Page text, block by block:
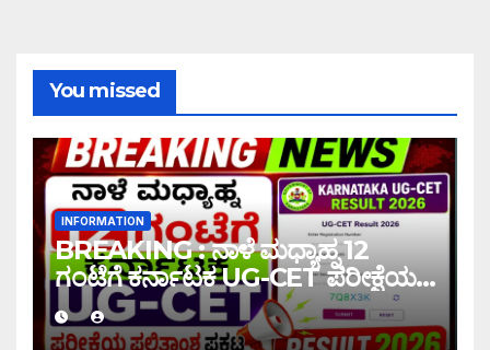
You missed
INFORMATION
BREAKING : ನಾಳೆ ಮಧ್ಯಾಹ್ನ 12
ಗಂಟೆಗೆ ಕರ್ನಾಟಕ UG-CET ಪರೀಕ್ಷೆಯ
ಫಲಿತಾಂಶ ಪ್ರಕಟ |UG-CET Result
2026